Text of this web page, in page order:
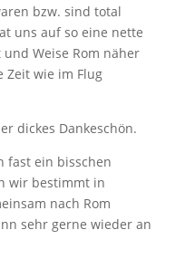
bzw. sind total
uns auf so eine nette
Weise Rom näher
Zeit wie im Flug
dickes Dankeschön.
fast ein bisschen
wir bestimmt in
nach Rom
sehr gerne wieder an